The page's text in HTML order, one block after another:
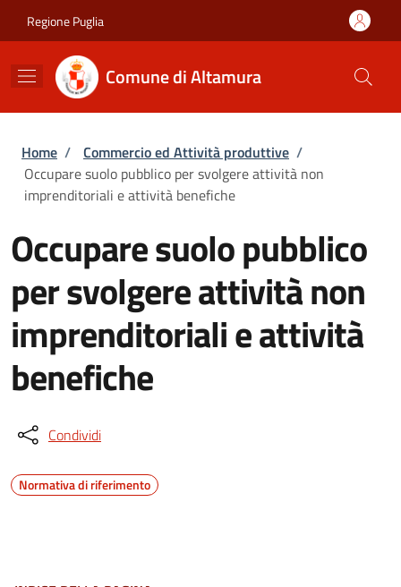
Regione Puglia
Comune di Altamura
Briciole di pane
Home / Commercio ed Attività produttive /
Occupare suolo pubblico per svolgere attività non
imprenditoriali e attività benefiche
Occupare suolo pubblico
per svolgere attività non
imprenditoriali e attività
benefiche
Condividi
Normativa di riferimento